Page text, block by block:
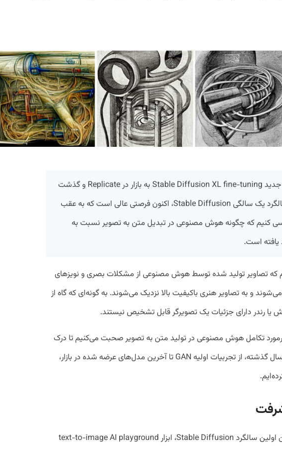
پس از عرضه جدید Stable Diffusion XL fine-tuning به بازار در Replicate و گذشت
چند ماه از سالگرد یک سالگی Stable Diffusion، اکنون فرصتی عالی است که به عقب
کنیم که چگونه هوش مصنوعی در تبدیل متن به تصویر نسبت به
یافته است.
تصاویر تولید شده توسط هوش مصنوعی از مشکلات بصری و نویزهای
و به تصاویر هنری باکیفیت بالا نزدیک می‌شوند. به گونه‌ای که گاه از
یا رندر دارای جزئیات یک تصویرگر قابل تشخیص نیستند.
تکامل هوش مصنوعی در تولید متن به تصویر صحبت می‌کنیم تا درک
کنیم که در چند سال گذشته، از تجربیات اولیه GAN تا آخرین مدل‌های عرضه شده در بازار،
برای جشن گرفتن اولین سالگرد Stable Diffusion، ابزار text-to-image AI playground